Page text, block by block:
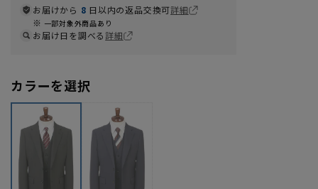
お届けから 8 日以内の返品交換可詳細
一部対象外商品あり
お届け日を調べる詳細
カラーを選択